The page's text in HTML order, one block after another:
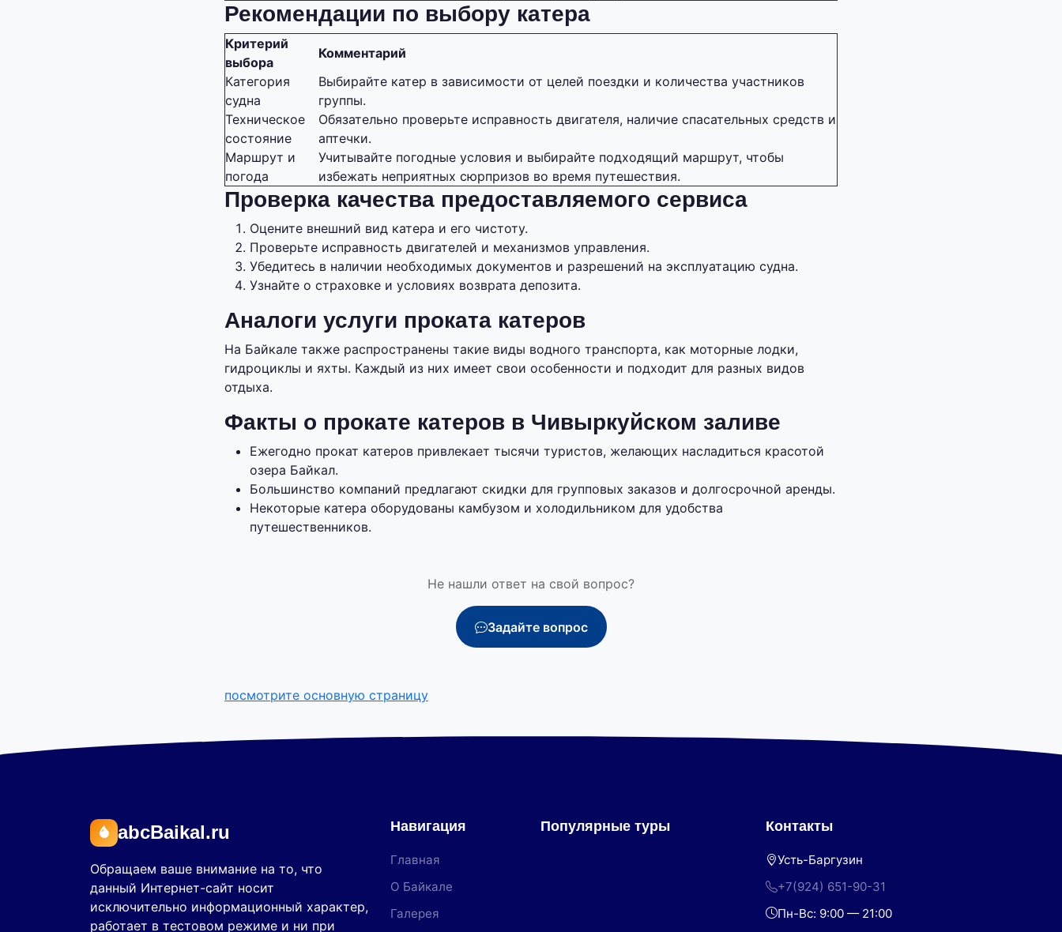
Рекомендации по выбору катера
Критерий
выбора
Комментарий
Категория
судна
Выбирайте катер в зависимости от целей поездки и количества участников
группы.
Техническое
состояние
Обязательно проверьте исправность двигателя, наличие спасательных средств и
аптечки.
Маршрут и
погода
Учитывайте погодные условия и выбирайте подходящий маршрут, чтобы
избежать неприятных сюрпризов во время путешествия.
Проверка качества предоставляемого сервиса
Оцените внешний вид катера и его чистоту.
Проверьте исправность двигателей и механизмов управления.
Убедитесь в наличии необходимых документов и разрешений на эксплуатацию судна.
Узнайте о страховке и условиях возврата депозита.
Аналоги услуги проката катеров
На Байкале также распространены такие виды водного транспорта, как моторные лодки,
гидроциклы и яхты. Каждый из них имеет свои особенности и подходит для разных видов
отдыха.
Факты о прокате катеров в Чивыркуйском заливе
Ежегодно прокат катеров привлекает тысячи туристов, желающих насладиться красотой
озера Байкал.
Большинство компаний предлагают скидки для групповых заказов и долгосрочной аренды.
Некоторые катера оборудованы камбузом и холодильником для удобства
путешественников.
Не нашли ответ на свой вопрос?
Задайте вопрос
посмотрите основную страницу
abcBaikal.ru
Обращаем ваше внимание на то, что
данный Интернет-сайт носит
исключительно информационный характер,
работает в тестовом режиме и ни при
Навигация
Главная
О Байкале
Галерея
Популярные туры Контакты
Усть-Баргузин
+7(924) 651-90-31
Пн-Вс: 9:00 — 21:00